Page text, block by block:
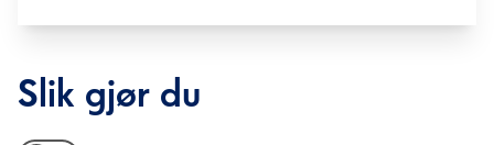
Slik gjør du